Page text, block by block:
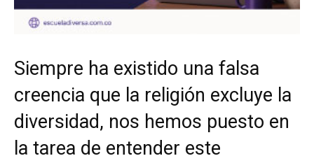
Siempre ha existido una falsa
creencia que la religión excluye la
diversidad, nos hemos puesto en
la tarea de entender este